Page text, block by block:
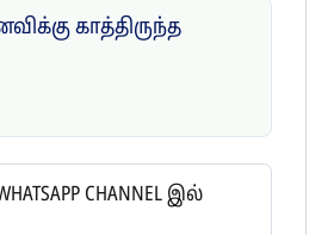
காத்திருந்த
CHANNEL இல்